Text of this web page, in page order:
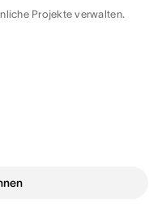
Projekte verwalten.